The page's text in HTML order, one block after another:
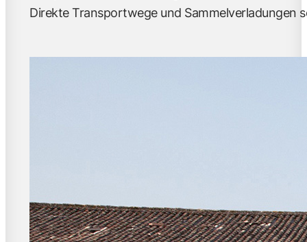
Direkte Transportwege und Sammelverladungen